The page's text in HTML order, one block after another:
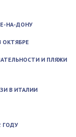
НА-ДОНУ
И ПЛЯЖИ
В ИТАЛИИ
ГОДУ